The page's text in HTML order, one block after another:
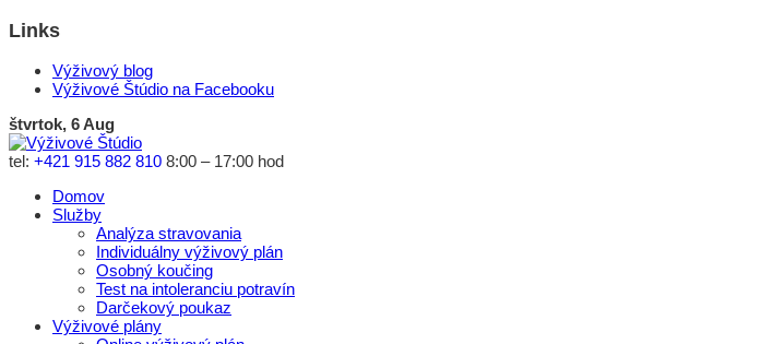
Links
Výživový blog
Výživové Štúdio na Facebooku
štvrtok, 6 Aug
tel: +421 915 882 810 8:00 – 17:00 hod
Domov
Služby
Analýza stravovania
Individuálny výživový plán
Osobný koučing
Test na intoleranciu potravín
Darčekový poukaz
Výživové plány